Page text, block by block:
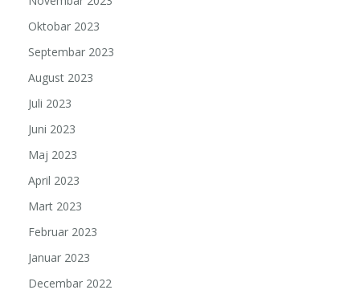
Oktobar 2023
Septembar 2023
August 2023
Juli 2023
Juni 2023
Maj 2023
April 2023
Mart 2023
Februar 2023
Januar 2023
Decembar 2022